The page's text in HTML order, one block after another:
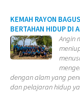
KEMAH RAYON
BERTAHAN HIDUP DI
Angin
dengan alam yang
dan pelajaran hidup